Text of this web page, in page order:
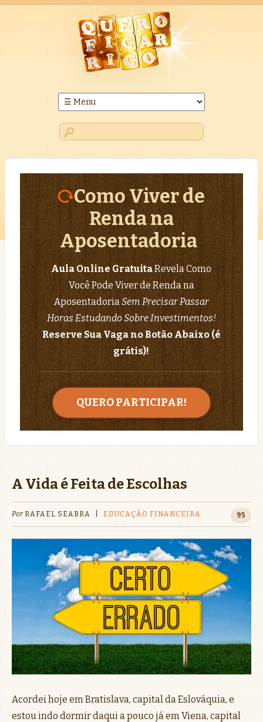
Como Viver de
Renda na
Aposentadoria
Aula Online GratuitaRevela Como
Você Pode Viver de Renda na
AposentadoriaSem Precisar Passar
Horas Estudando Sobre Investimentos!
Reserve Sua Vaga no Botão Abaixo (é
grátis)!
QUERO PARTICIPAR!
A Vida é Feita de Escolhas
Por RAFAEL SEABRA EDUCAÇÃO FINANCEIRA 95
Acordei hoje em Bratislava, capital da Eslováquia, e
estou indo dormir daqui a pouco já em Viena, capital